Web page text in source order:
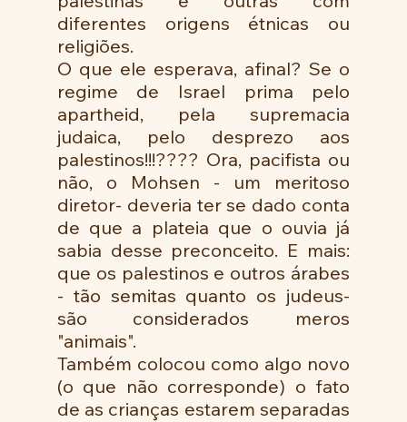
diferentes origens étnicas ou
religiões.
O que ele esperava, afinal? Se o
regime de Israel prima pelo
apartheid, pela supremacia
judaica, pelo desprezo aos
palestinos!!!???? Ora, pacifista ou
não, o Mohsen - um meritoso
diretor- deveria ter se dado conta
de que a plateia que o ouvia já
sabia desse preconceito. E mais:
que os palestinos e outros árabes
- tão semitas quanto os judeus-
são considerados meros
"animais".
Também colocou como algo novo
(o que não corresponde) o fato
de as crianças estarem separadas